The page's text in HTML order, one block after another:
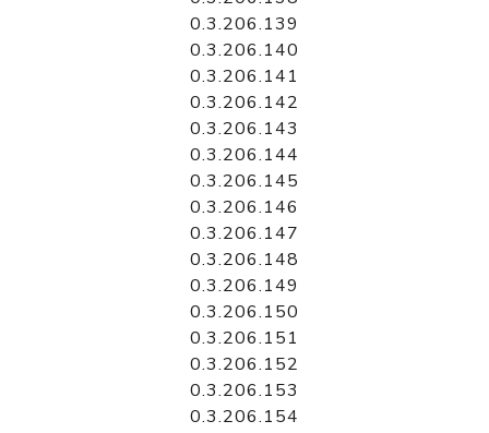
0.3.206.139
0.3.206.140
0.3.206.141
0.3.206.142
0.3.206.143
0.3.206.144
0.3.206.145
0.3.206.146
0.3.206.147
0.3.206.148
0.3.206.149
0.3.206.150
0.3.206.151
0.3.206.152
0.3.206.153
0.3.206.154